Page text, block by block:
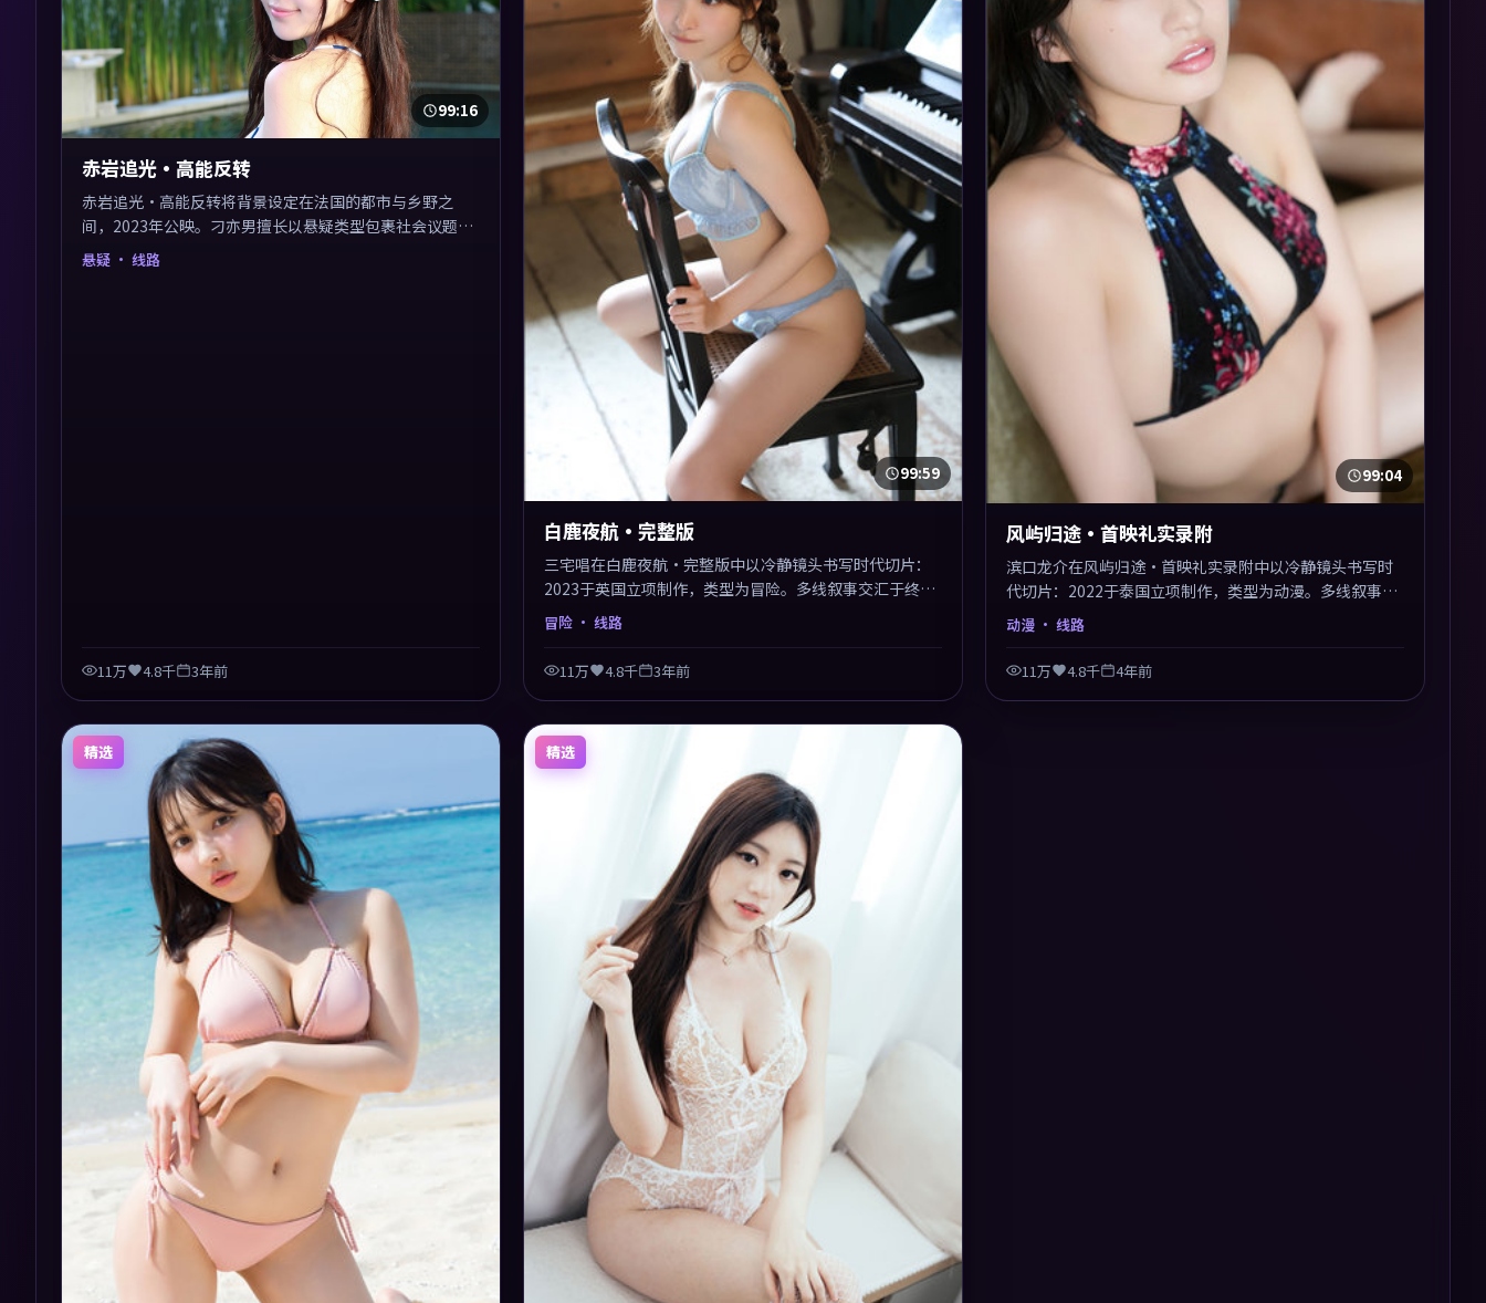
99:16
赤岩追光·高能反转
赤岩追光·高能反转将背景设定在法国的都市与乡野之
间，2023年公映。刁亦男擅长以悬疑类型包裹社会议题，
节奏张弛有度，留白处耐人寻味。剪辑利落，悬念钩子分
布均匀，适合一口气看完。
悬疑· 线路
11万 4.8千 3年前
99:59
白鹿夜航·完整版
三宅唱在白鹿夜航·完整版中以冷静镜头书写时代切片：
2023于英国立项制作，类型为冒险。多线叙事交汇于终
局，真相与救赎并行，适合喜欢细读表演的影迷。摄影与
配乐高度统一，城市夜景与内心戏互为镜像。
冒险· 线路
11万 4.8千 3年前
99:04
风屿归途·首映礼实录附
滨口龙介在风屿归途·首映礼实录附中以冷静镜头书写时
代切片：2022于泰国立项制作，类型为动漫。多线叙事交
汇于终局，真相与救赎并行，适合喜欢细读表演的影迷。
摄影与配乐高度统一，城市夜景与内心戏互为镜像。
动漫 · 线路
11万 4.8千 4年前
精选 精选